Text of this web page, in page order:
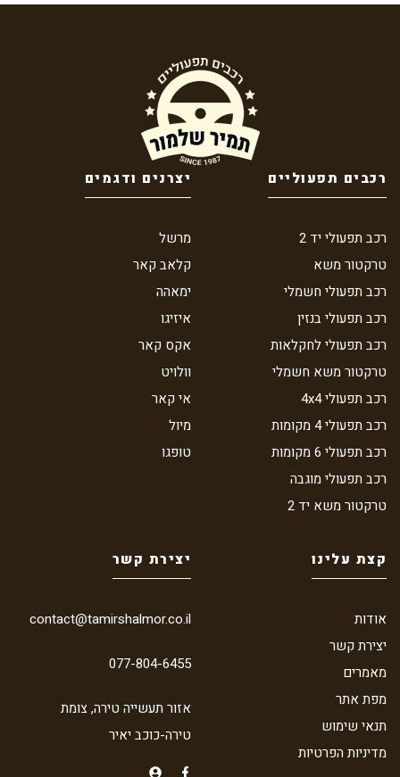
רכבים תפעוליים
רכב תפעולי יד 2
טרקטור משא
רכב תפעולי חשמלי
רכב תפעולי בנזין
רכב תפעולי לחקלאות
טרקטור משא חשמלי
רכב תפעולי 4x4
רכב תפעולי 4 מקומות
רכב תפעולי 6 מקומות
רכב תפעולי מוגבה
טרקטור משא יד 2
יצרנים ודגמים
מרשל
קלאב קאר
ימאהה
איזיגו
אקס קאר
וולויט
אי קאר
מיול
טופגו
קצת עלינו
אודות
יצירת קשר
מאמרים
מפת אתר
תנאי שימוש
מדיניות הפרטיות
יצירת קשר
contact@tamirshalmor.co.il
077-804-6455
אזור תעשייה טירה, צומת
טירה-כוכב יאיר